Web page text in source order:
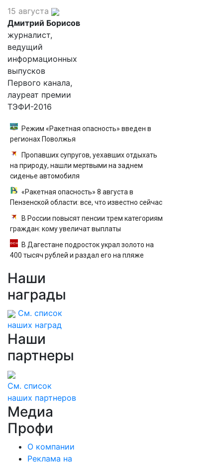
15 августа
Дмитрий Борисов
журналист,
ведущий
информационных
выпусков
Первого канала,
лауреат премии
ТЭФИ-2016
Режим «Ракетная опасность» введен в
регионах Поволжья
Пропавших супругов, уехавших отдыхать
на природу, нашли мертвыми на заднем
сиденье автомобиля
«Ракетная опасность» 8 августа в
Пензенской области: все, что известно сейчас
В России повысят пенсии трем категориям
граждан: кому увеличат выплаты
В Дагестане подросток украл золото на
400 тысяч рублей и раздал его на пляже
Наши
награды
См. список
наших наград
Наши
партнеры
См. список
наших партнеров
Медиа
Профи
О компании
Реклама на